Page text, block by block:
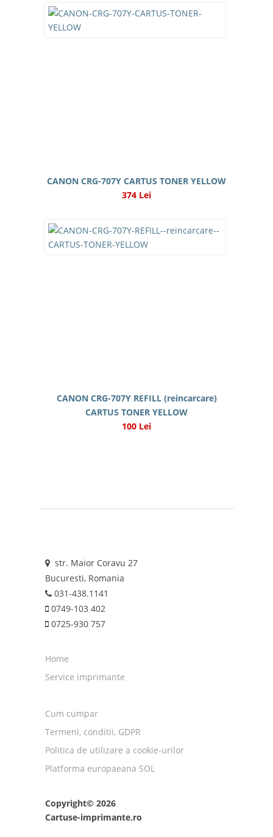
CANON CRG-707Y CARTUS TONER YELLOW
374 Lei
CANON CRG-707Y REFILL (reincarcare)
CARTUS TONER YELLOW
100 Lei
str. Maior Coravu 27
Bucuresti, Romania
031-438.1141
0749-103 402
0725-930 757
Home
Service imprimante
Cum cumpar
Termeni, conditii, GDPR
Politica de utilizare a cookie-urilor
Platforma europaeana SOL
Copyright© 2026
Cartuse-imprimante.ro